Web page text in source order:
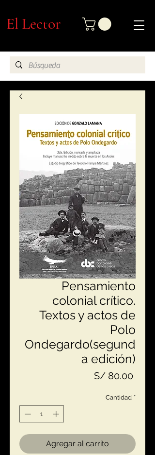
El Lector
Pensamiento
colonial crítico.
Textos y actos de
Polo
Ondegardo(segund
a edición)
S/ 80.00Precio
Cantidad *
Agregar al carrito